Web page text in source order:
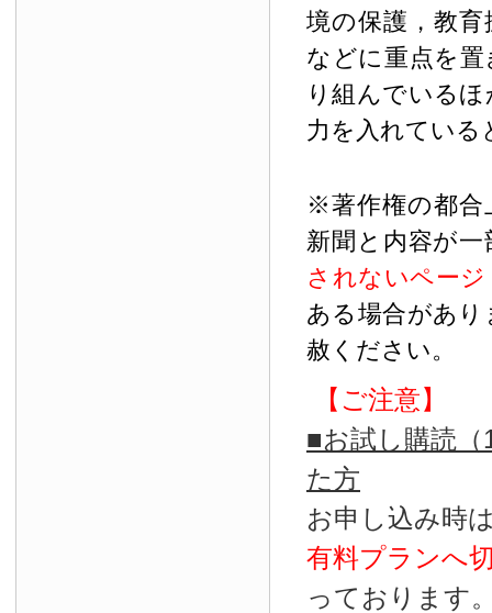
境の保護，教
などに重点を
り組んでいる
力を入れている
※著作権の都合
新聞と内容が
されないペー
ある場合があ
赦ください。
【ご注意】
■お試し購読
た方
お申し込み時
有料プランへ
っております